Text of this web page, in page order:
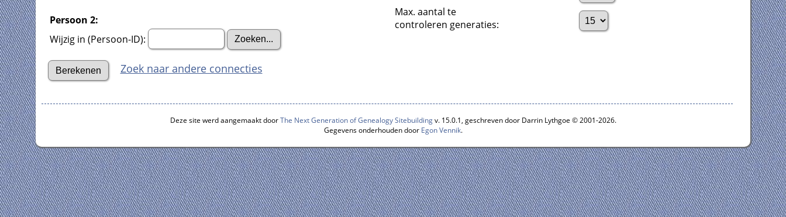
Persoon 2:
Wijzig in (Persoon-ID):
Max. aantal te
controleren generaties:
Zoek naar andere connecties
Deze site werd aangemaakt doorThe Next Generation of Genealogy Sitebuildingv. 15.0.1, geschreven door Darrin Lythgoe © 2001-2026.
Gegevens onderhouden door Egon Vennik.